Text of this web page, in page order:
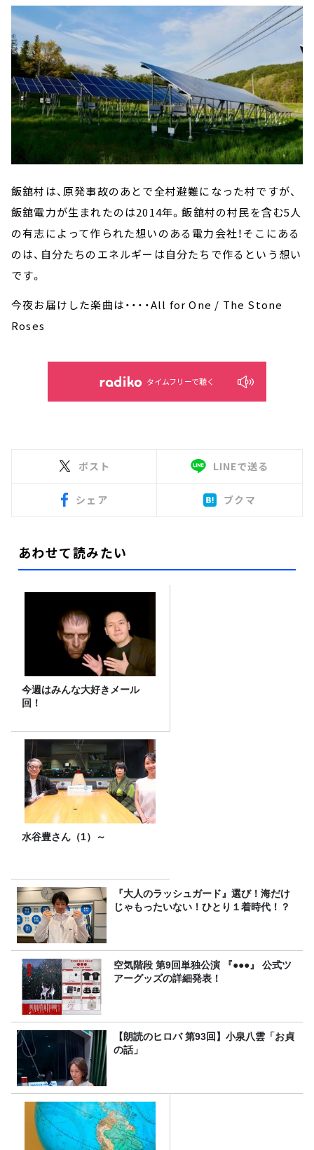
飯舘村は、原発事故のあとで全村避難になった村ですが、
飯舘電力が生まれたのは2014年。飯舘村の村民を含む5人
の有志によって作られた想いのある電力会社！そこにある
のは、自分たちのエネルギーは自分たちで作るという想い
です。
今夜お届けした楽曲は・・・・All for One / The Stone
Roses
タイムフリーで聴く
ポスト LINEで送る
シェア ブクマ
あわせて読みたい
今週はみんな大好きメール
回！
水谷豊さん（1）～
『大人のラッシュガード』選び！海だけ
じゃもったいない！ひとり１着時代！？
空気階段 第9回単独公演 『●●●』 公式ツ
アーグッズの詳細発表！
【朗読のヒロバ 第93回】小泉八雲「お貞
の話」